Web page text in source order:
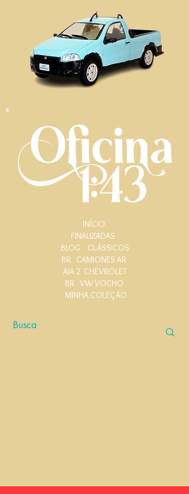
.
INÍCIO
FINALIZADAS
BLOG
CLÁSSICOS
BR CAMIONES AR
AIA 2 CHEVROLET
BR VW VOCHO
MINHA COLEÇÃO